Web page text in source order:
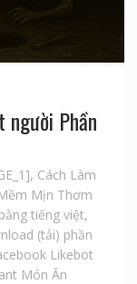
Phần
, Cách Làm
Mịn Thơm
tiếng việt,
(tải) phần
Likebot
Món Ăn